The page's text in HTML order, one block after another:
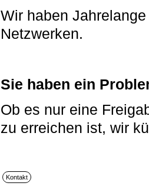
Wir haben
Netzwerken.
Sie haben ein
Ob es nur eine
zu erreichen ist, wir